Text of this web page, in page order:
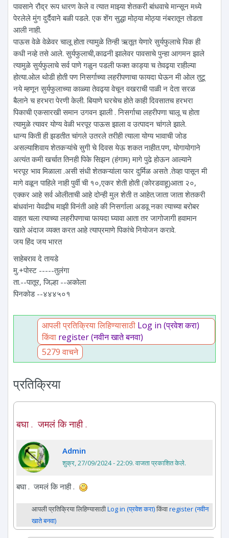
पावसाने रौद्र रूप धारण केले व त्यात माझ्या शेतकरी बांधवाचे मान्सून मध्ये
पेरलेले मुंग दुर्दैवाने बळी पडले. एक शेंग सुद्धा मोठ्या मोठ्या नंबरातून तोडता
आली नाही.
पाऊस वेळे वेळेवर चालू होता त्यामुळे तिन्ही ऋतूत येणारे सुर्यफुलाचे पिक ही
कधी नव्हे तसे आले. सुर्यफुलाची,काढनी झालेवर पावसाचे पुन्हा आगमन झाले
त्यामुळे सुर्यफुलाचे सर्व पाणे गळुन पडली फक्त काड्या च तेवढ्या राहील्या
होत्या.ओल थोडी होती पण निसर्गाच्या लहरीपणाचा फायदा घेऊन मी ओल तुटू
नये म्हणून सुर्यफुलाच्या काळ्या तेवढ्या वेचून वखराची पाळी न देता सरळ
बैलाने च हरभरा पेरणी केली. बियाणे घरचेच होते काही दिवसातच हरभरा
पिकाची एकसारखी समान उगवन झाली . निसर्गाचा लहरीपणा चालू च होता
त्यामुळे त्यावर योग्य वेळी भरपूर पाऊस झाला व उत्पादन चांगले झाले.
धान्य किती ही झडतीत चांगले उतरले तरीही त्याला योग्य भावाची जोड
असल्याशिवाय शेतकऱ्यांचे सुगी चे दिवस येऊ शकत नाहीत.पण, योगायोगाने
अत्यंत कमी खर्चात तिनही पिके सिझन (हंगाम) मागे पुढे होऊन आल्याने
भरपूर भाव मिळाला .असी संधी शेतकऱ्यांला फार दुर्मिळ असते .तेव्हा पासून मी
मागे वळून पाहिले नाही पुर्वी ची १०,एकर शेती होती (कोरडवाहू)आता २०,
एक्कर आहे सर्व ओलीताची आहे दोन्ही मुल शेती त आहेत.जाता जाता शेतकरी
बांधवांना येवढीच माझी विनंती आहे की निसर्गाला अडवू नका त्याच्या बरोबर
वाहत चला त्याच्या लहरीपणाचा फायदा घ्यावा आता तर जागोजागी हवामान
खाते अंदाज व्यक्त करत आहे त्याप्रमाणे पिकांचे नियोजन करावे.
जय हिंद जय भारत
साहेबराव दे तायडे
मु.+पोस्ट -----तुलंगा
ता.--पातूर, जिल्हा --अकोला
पिनकोड --४४४५०१
आपली प्रतिक्रिया लिहिण्यासाठी Log in (प्रवेश करा)
किंवा register (नवीन खाते बनवा)
5279 वाचने
प्रतिक्रिया
बघा . जमलं कि नाही .
Admin
शुक्र, 27/09/2024 - 22:09. वाजता प्रकाशित केले.
बघा . जमलं कि नाही .
आपली प्रतिक्रिया लिहिण्यासाठीLog in (प्रवेश करा)किंवाregister (नवीन
खाते बनवा)